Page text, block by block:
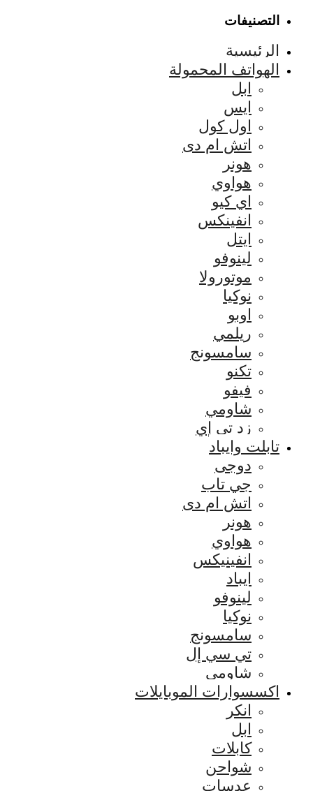
التصنيفات
الرئيسية
الهواتف المحمولة
ابل
ايس
اول كول
اتش ام دى
هونر
هواوي
اي كيو
انفينكس
ايتل
لينوفو
موتورولا
نوكيا
اوبو
ريلمي
سامسونج
تكنو
فيفو
شاومي
زد تي إي
تابلت وايباد
دوجى
جي تاب
اتش ام دى
هونر
هواوي
انفينيكس
ايباد
لينوفو
نوكيا
سامسونج
تي سي إل
شاومي
اكسسوارات الموبايلات
انكر
ابل
كابلات
شواحن
عدسات